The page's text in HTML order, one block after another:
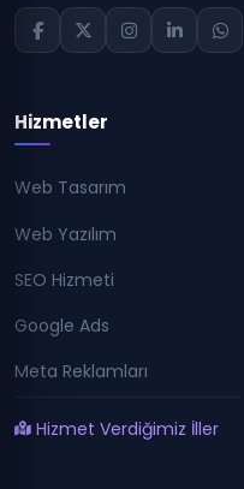
Hizmetler
Web Tasarım
Web Yazılım
SEO Hizmeti
Google Ads
Meta Reklamları
Hizmet Verdiğimiz İller